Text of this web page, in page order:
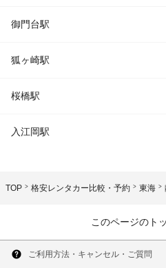
御門台駅
狐ヶ崎駅
桜橋駅
入江岡駅
TOP 格安レンタカー比較・予約 東海
このページのト